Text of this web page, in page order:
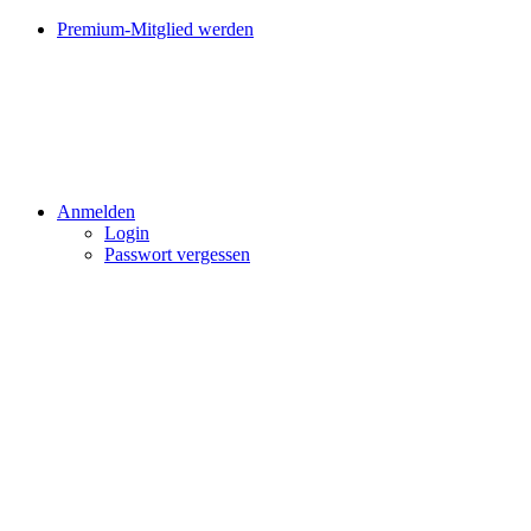
Premium-Mitglied werden
Anmelden
Login
Passwort vergessen